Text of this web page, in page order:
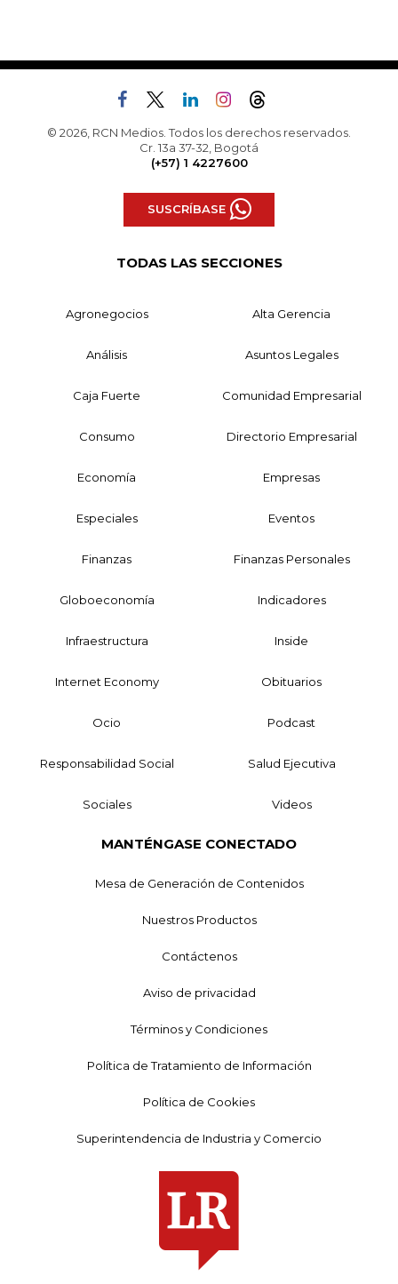
© 2026, RCN Medios. Todos los derechos reservados.
Cr. 13a 37-32, Bogotá
(+57) 1 4227600
SUSCRÍBASE
TODAS LAS SECCIONES
Agronegocios Alta Gerencia
Análisis Asuntos Legales
Caja Fuerte Comunidad Empresarial
Consumo Directorio Empresarial
Economía Empresas
Especiales Eventos
Finanzas Finanzas Personales
Globoeconomía Indicadores
Infraestructura Inside
Internet Economy Obituarios
Ocio Podcast
Responsabilidad Social Salud Ejecutiva
Sociales Videos
MANTÉNGASE CONECTADO
Mesa de Generación de Contenidos
Nuestros Productos
Contáctenos
Aviso de privacidad
Términos y Condiciones
Política de Tratamiento de Información
Política de Cookies
Superintendencia de Industria y Comercio